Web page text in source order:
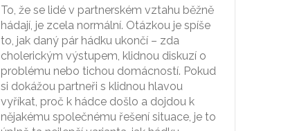
To, že se lidé v partnerském vztahu běžně
hádají, je zcela normální. Otázkou je spíše
to, jak daný pár hádku ukončí – zda
cholerickým výstupem, klidnou diskuzí o
problému nebo tichou domácností. Pokud
si dokážou partneři s klidnou hlavou
vyříkat, proč k hádce došlo a dojdou k
nějakému společnému řešení situace, je to